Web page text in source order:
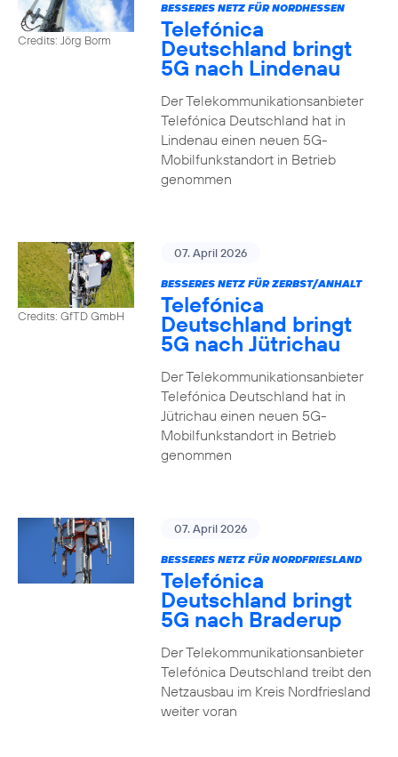
Credits: Jörg Borm
BESSERES NETZ FÜR NORDHESSEN
Telefónica
Deutschland bringt
5G nach Lindenau
Der Telekommunikationsanbieter
Telefónica Deutschland hat in
Lindenau einen neuen 5G-
Mobilfunkstandort in Betrieb
genommen
Credits: GfTD GmbH
07. April 2026
BESSERES NETZ FÜR ZERBST/ANHALT
Telefónica
Deutschland bringt
5G nach Jütrichau
Der Telekommunikationsanbieter
Telefónica Deutschland hat in
Jütrichau einen neuen 5G-
Mobilfunkstandort in Betrieb
genommen
07. April 2026
BESSERES NETZ FÜR NORDFRIESLAND
Telefónica
Deutschland bringt
5G nach Braderup
Der Telekommunikationsanbieter
Telefónica Deutschland treibt den
Netzausbau im Kreis Nordfriesland
weiter voran